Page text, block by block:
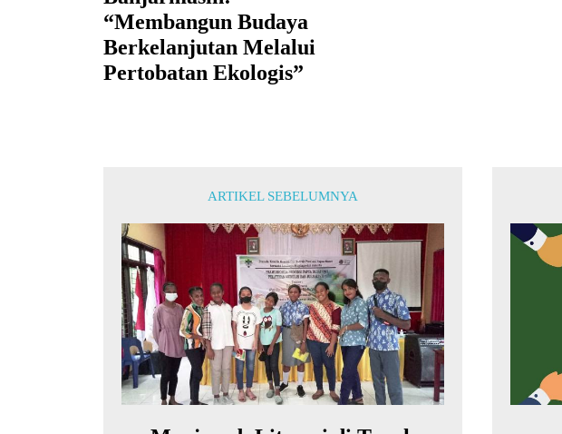
“Membangun Budaya
Berkelanjutan Melalui
Pertobatan Ekologis”
ARTIKEL SEBELUMNYA